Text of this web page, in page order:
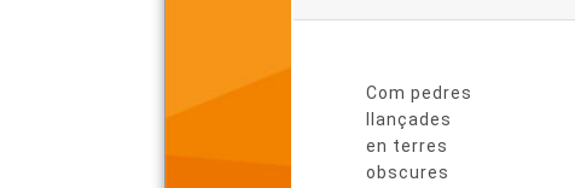
Com pedres
llançades
en terres
obscures